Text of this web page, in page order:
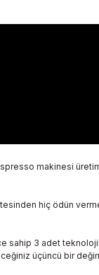
makinesi
hiç ödün
sahip 3 adet
üçüncü bir